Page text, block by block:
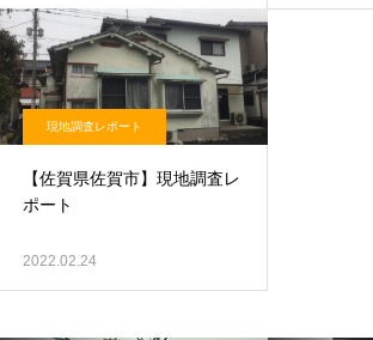
現地調査レポート
【佐賀県佐賀市】現地調査レ
ポート
2022.02.24